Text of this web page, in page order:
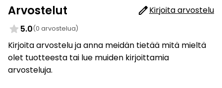
Arvostelut
Kirjoita arvostelu
5.0(0 arvostelua)
Kirjoita arvostelu ja anna meidän tietää mitä mieltä
olet tuotteesta tai lue muiden kirjoittamia
arvosteluja.